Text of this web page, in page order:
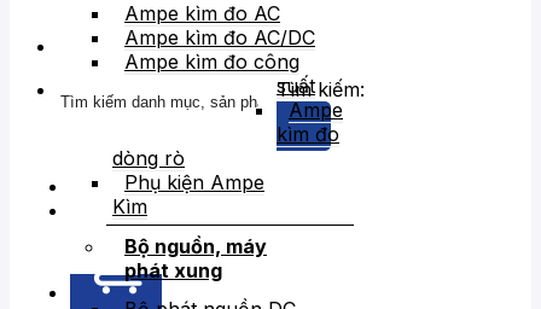
Tìm kiếm:
Ampe kìm đo AC
Ampe kìm đo AC/DC
Ampe kìm đo công
suất
Ampe
kìm đo
dòng rò
Phụ kiện Ampe
Kìm
Bộ nguồn, máy
phát xung